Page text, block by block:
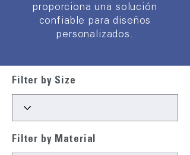
proporciona una solución
confiable para diseños
personalizados.
Filter by Size
Filter by Material